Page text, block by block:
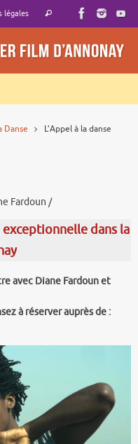
légales
Recherche
Rechercher
Danse L’Appel à la danse
Fardoun /
dans la
avec Diane Fardoun et
à réserver auprès de :